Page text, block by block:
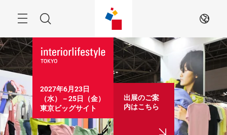
Search JA
2027年6月23日
（水）－25日（金）
東京ビッグサイト
出展のご案
内はこちら